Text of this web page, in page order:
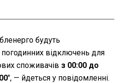
будуть
погодинних відключень для
споживачів з 00:00 до
", — йдеться у повідомленні.